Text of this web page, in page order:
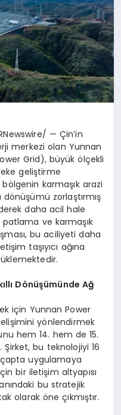
— Çin’in
merkezi olan Yunnan
Grid), büyük ölçekli
geliştirme
karmaşık arazi
zorlaştırmış
daha acil hale
ve karmaşık
bu aciliyeti daha
taşıyıcı ağına
Dönüşümünde Ağ
için Yunnan Power
yönlendirmek
hem 14. hem de 15.
Şirket, bu teknolojiyi 16
uygulamaya
bir iletişim altyapısı
bu stratejik
olarak öne çıkmıştır.